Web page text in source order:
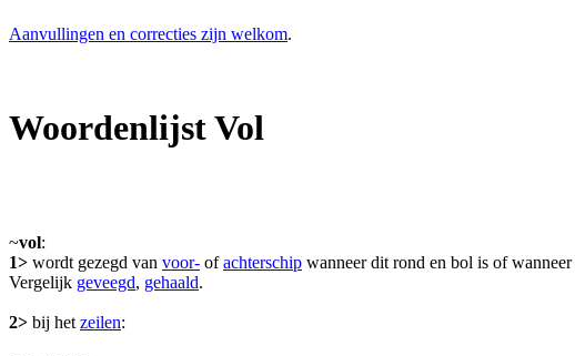
Aanvullingen en correcties zijn welkom.
Woordenlijst Vol
~vol:
1> wordt gezegd van voor- ofachterschip wanneer dit rond en bol is of
Vergelijk geveegd, gehaald.
2> bij het zeilen: